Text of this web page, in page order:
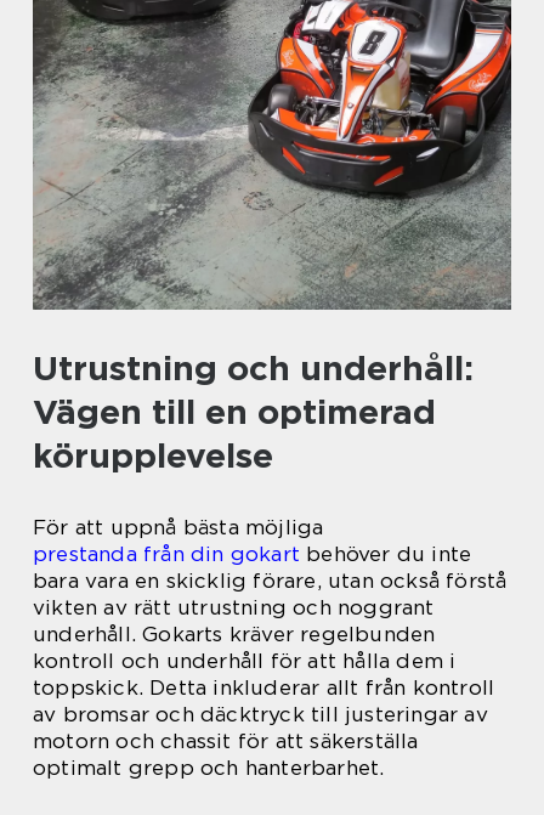
Utrustning och underhåll:
Vägen till en optimerad
körupplevelse
För att uppnå bästa möjliga
prestanda från din gokart behöver du inte
bara vara en skicklig förare, utan också förstå
vikten av rätt utrustning och noggrant
underhåll. Gokarts kräver regelbunden
kontroll och underhåll för att hålla dem i
toppskick. Detta inkluderar allt från kontroll
av bromsar och däcktryck till justeringar av
motorn och chassit för att säkerställa
optimalt grepp och hanterbarhet.